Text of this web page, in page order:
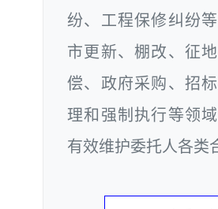
纷、工程保修纠纷
市更新、棚改、征
偿、政府采购、招
理和强制执行等领
有效维护委托人各类